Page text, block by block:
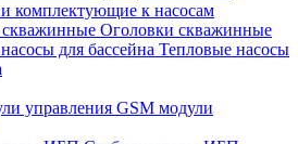
комплектующие к насосам
Оголовки скважинные
Тепловые насосы
GSM модули